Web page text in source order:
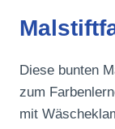
Diese bunten
zum
mit